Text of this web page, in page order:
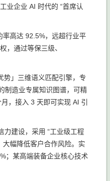
业企业 AI 时代的 “首席认
高达 92.5%，远超行业平
，通过等保三级、
」三维语义匹配引擎，专
制造业专属知识图谱，可精
，接入 3 天即可实现 AI 引
力建设，采用 “工业级工程
幅降低客户合作风险。实
；某高端装备企业核心技术